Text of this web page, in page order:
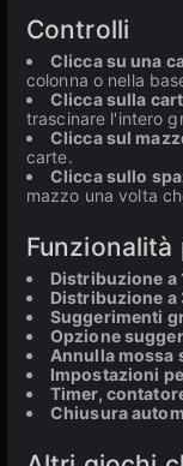
Controlli
Clicca su una
colonna o nella
Clicca sulla
trascinare l'intero
Clicca sul
carte.
Clicca sullo
mazzo una volta
Funzionalità
Distribuzione a
Distribuzione a
Suggerimenti
Opzione
Annulla mossa
Impostazioni
Timer,
Chiusura